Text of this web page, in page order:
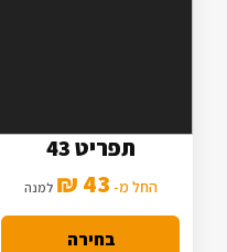
2 תוספות
מנה עיקרית בסיסית
תפריט 43
החל מ- 43 ₪ למנה
בחירה